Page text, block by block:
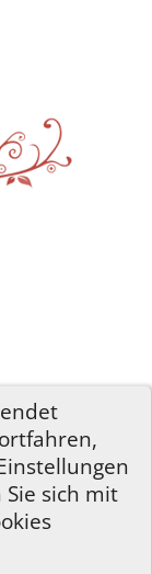
sich mit
Sitebuilding
2026.